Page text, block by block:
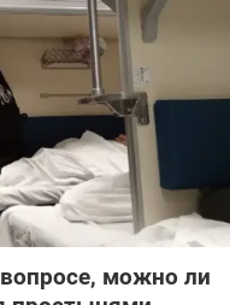
можно ли